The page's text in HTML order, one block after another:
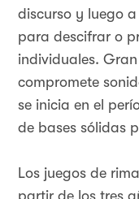
discurso y luego
para descifrar o
individuales.
compromete
se inicia en el
de bases sólidas
Los juegos de
partir de los tres